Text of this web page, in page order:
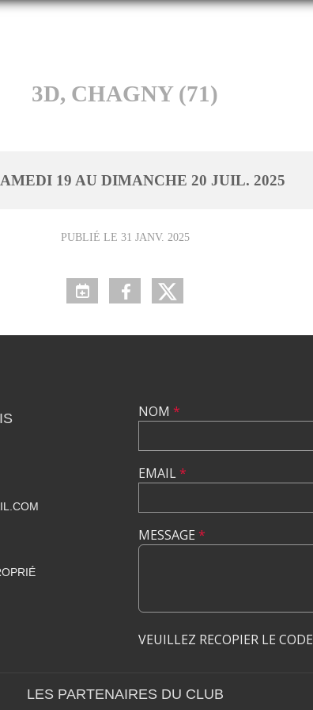
3D, CHAGNY (71)
19 AU DIMANCHE 20 JUIL. 2025
PUBLIÉ LE 31 JANV. 2025
NOM *
EMAIL*
MESSAGE *
VEUILLEZ RECOPIER LE CODE
LES PARTENAIRES DU CLUB